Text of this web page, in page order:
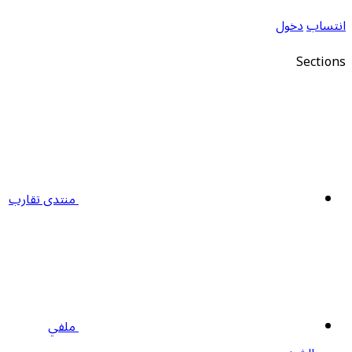
انتسابدخول
Sections
منتدى تقارب
ملفي